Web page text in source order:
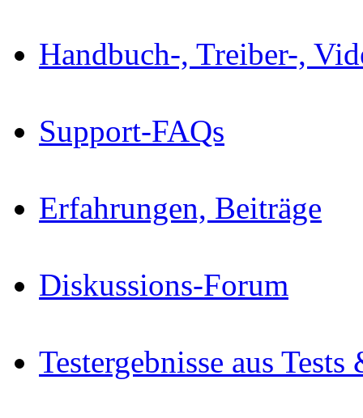
Handbuch-, Treiber-,
Support-FAQs
Erfahrungen, Beiträge
Diskussions-Forum
Testergebnisse aus